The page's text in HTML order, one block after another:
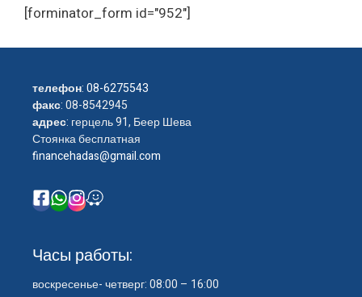
[forminator_form id="952"]
телефон:08-6275543
факс: 08-8542945
адрес: герцель 91, Беер Шева
Стоянка бесплатная
financehadas@gmail.com
Часы работы:
воскресенье- четверг: 08:00 – 16:00